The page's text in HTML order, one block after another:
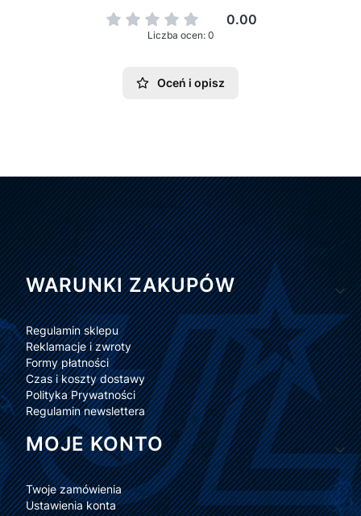
0.00
Liczba ocen: 0
Oceń i opisz
Linki w stopce
WARUNKI ZAKUPÓW
Regulamin sklepu
Reklamacje i zwroty
Formy płatności
Czas i koszty dostawy
Polityka Prywatności
Regulamin newslettera
MOJE KONTO
Twoje zamówienia
Ustawienia konta